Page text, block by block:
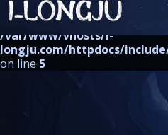
Warning: strpos() expects at
/var/www/vhosts/i-
longju.com/httpdocs/
on line 5